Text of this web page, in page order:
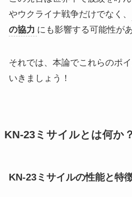
やウクライナ戦争だけでなく、
の協力 にも影響する可能性が
それでは、本論でこれらのポ
いきましょう！
KN-23ミサイルとは何か？
KN-23ミサイルの性能と特